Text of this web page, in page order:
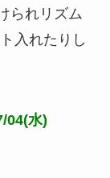
られリズム
入れたりし
04(水)